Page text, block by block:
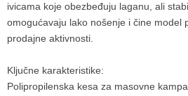
ivicama koje obezbeđuju laganu, ali
omogućavaju lako nošenje i čine model
prodajne aktivnosti.
Ključne karakteristike:
Polipropilenska kesa za masovne